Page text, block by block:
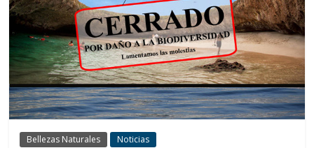
Bellezas Naturales Noticias